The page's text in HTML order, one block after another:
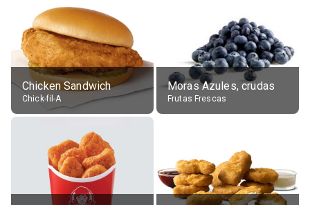
Chicken Sandwich
Chick-fil-A
Moras Azules, crudas
Frutas Frescas